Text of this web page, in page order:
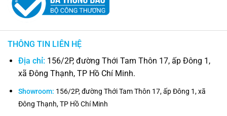
THÔNG TIN LIÊN HỆ
Địa chỉ: 156/2P, đường Thới Tam Thôn 17, ấp Đông 1,
xã Đông Thạnh, TP Hồ Chí Minh.
Showroom: 156/2P, đường Thới Tam Thôn 17, ấp Đông 1, xã
Đông Thạnh, TP Hồ Chí Minh